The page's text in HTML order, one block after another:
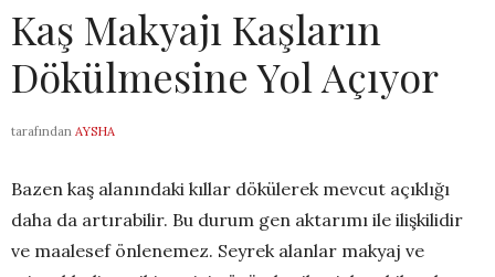
Kaş Makyajı Kaşların
Dökülmesine Yol Açıyor
tarafından AYSHA
Bazen kaş alanındaki kıllar dökülerek mevcut açıklığı
daha da artırabilir. Bu durum gen aktarımı ile ilişkilidir
ve maalesef önlenemez. Seyrek alanlar makyaj ve